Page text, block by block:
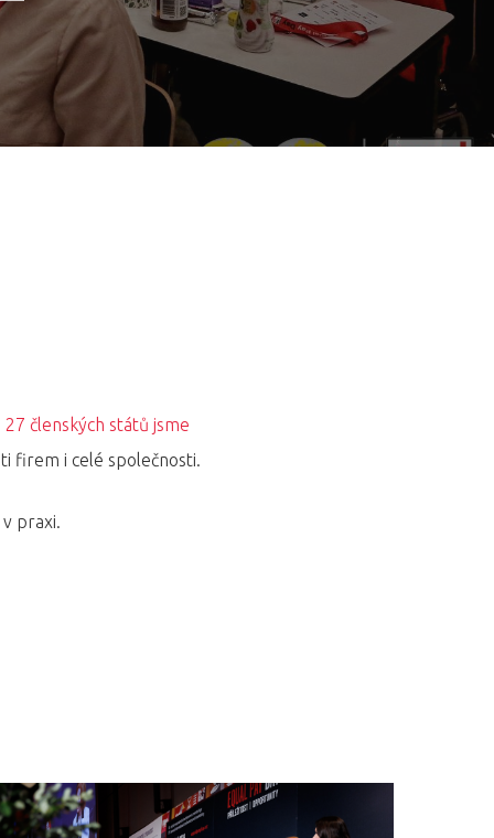
27 členských států jsme
firem i celé společnosti.
praxi.